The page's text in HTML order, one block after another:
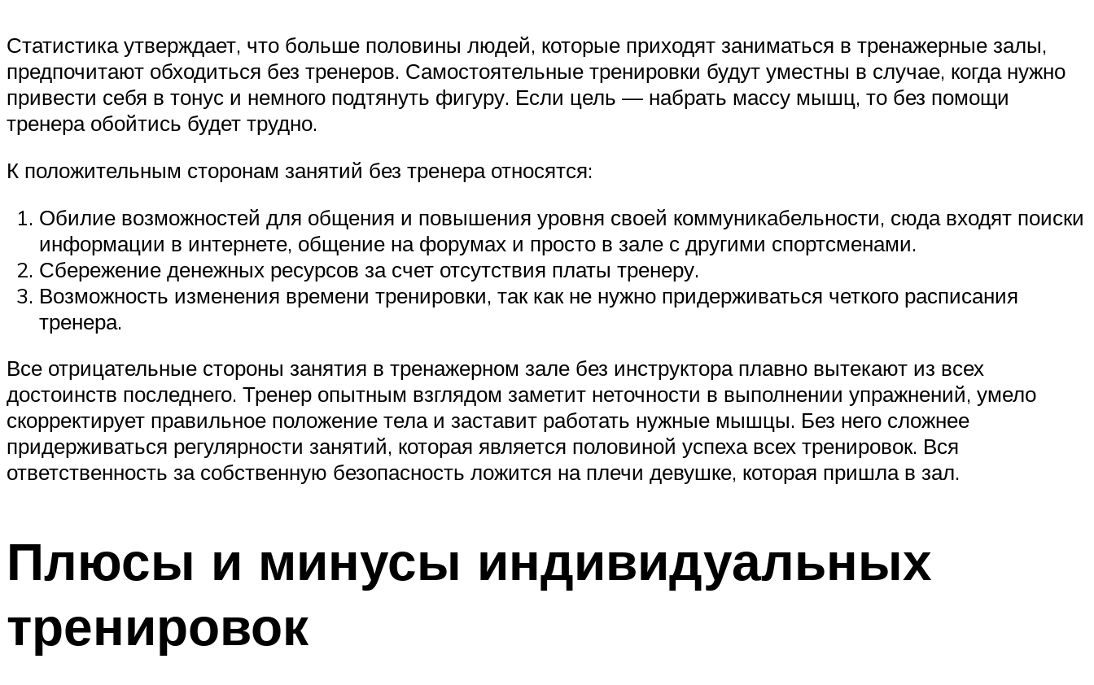
Статистика утверждает, что больше половины людей, которые приходят заниматься в тренажерные залы,
предпочитают обходиться без тренеров. Самостоятельные тренировки будут уместны в случае, когда нужно
привести себя в тонус и немного подтянуть фигуру. Если цель — набрать массу мышц, то без помощи
тренера обойтись будет трудно.
К положительным сторонам занятий без тренера относятся:
Обилие возможностей для общения и повышения уровня своей коммуникабельности, сюда входят поиски
информации в интернете, общение на форумах и просто в зале с другими спортсменами.
Сбережение денежных ресурсов за счет отсутствия платы тренеру.
Возможность изменения времени тренировки, так как не нужно придерживаться четкого расписания
тренера.
Все отрицательные стороны занятия в тренажерном зале без инструктора плавно вытекают из всех
достоинств последнего. Тренер опытным взглядом заметит неточности в выполнении упражнений, умело
скорректирует правильное положение тела и заставит работать нужные мышцы. Без него сложнее
придерживаться регулярности занятий, которая является половиной успеха всех тренировок. Вся
ответственность за собственную безопасность ложится на плечи девушке, которая пришла в зал.
Плюсы и минусы индивидуальных
тренировок